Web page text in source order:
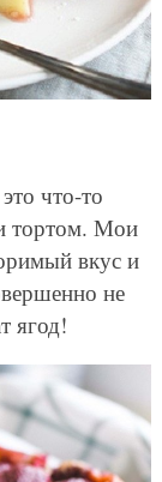
что-то
тортом. Мои
вкус и
не
ягод!